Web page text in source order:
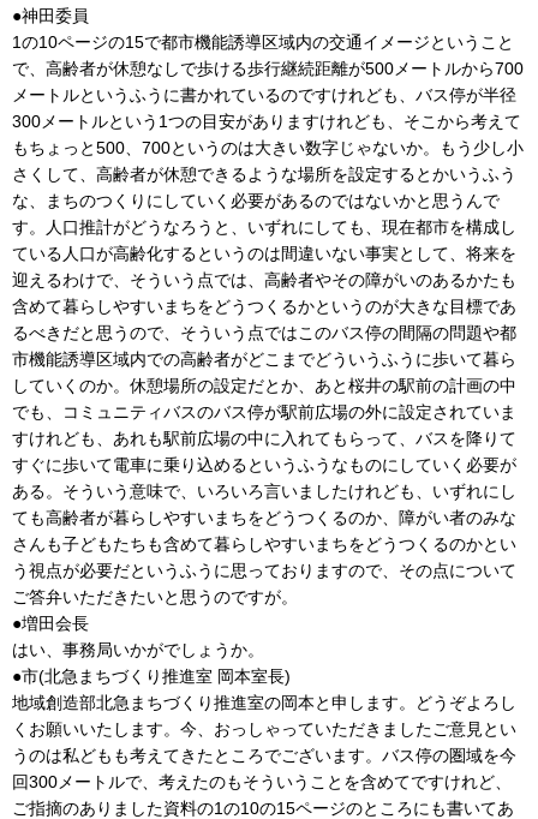
●神田委員
1の10ページの15で都市機能誘導区域内の交通イメージということ
で、高齢者が休憩なしで歩ける歩行継続距離が500メートルから700
メートルというふうに書かれているのですけれども、バス停が半径
300メートルという1つの目安がありますけれども、そこから考えて
もちょっと500、700というのは大きい数字じゃないか。もう少し小
さくして、高齢者が休憩できるような場所を設定するとかいうふう
な、まちのつくりにしていく必要があるのではないかと思うんで
す。人口推計がどうなろうと、いずれにしても、現在都市を構成し
ている人口が高齢化するというのは間違いない事実として、将来を
迎えるわけで、そういう点では、高齢者やその障がいのあるかたも
含めて暮らしやすいまちをどうつくるかというのが大きな目標であ
るべきだと思うので、そういう点ではこのバス停の間隔の問題や都
市機能誘導区域内での高齢者がどこまでどういうふうに歩いて暮ら
していくのか。休憩場所の設定だとか、あと桜井の駅前の計画の中
でも、コミュニティバスのバス停が駅前広場の外に設定されていま
すけれども、あれも駅前広場の中に入れてもらって、バスを降りて
すぐに歩いて電車に乗り込めるというふうなものにしていく必要が
ある。そういう意味で、いろいろ言いましたけれども、いずれにし
ても高齢者が暮らしやすいまちをどうつくるのか、障がい者のみな
さんも子どもたちも含めて暮らしやすいまちをどうつくるのかとい
う視点が必要だというふうに思っておりますので、その点について
ご答弁いただきたいと思うのですが。
●増田会長
はい、事務局いかがでしょうか。
●市(北急まちづくり推進室 岡本室長)
地域創造部北急まちづくり推進室の岡本と申します。どうぞよろし
くお願いいたします。今、おっしゃっていただきましたご意見とい
うのは私どもも考えてきたところでございます。バス停の圏域を今
回300メートルで、考えたのもそういうことを含めてですけれど、
ご指摘のありました資料の1の10の15ページのところにも書いてあ